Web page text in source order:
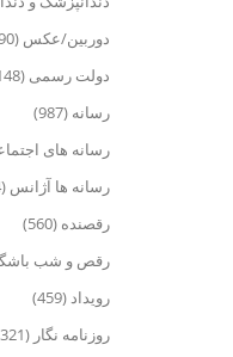
دوربین/عکس (390)
دولت رسمی (148)
رسانه (987)
رسانه های
رسانه ها آژانس (44)
رقصنده (560)
رقص و شب باشگاه
رویداد (459)
روزنامه نگار (321)